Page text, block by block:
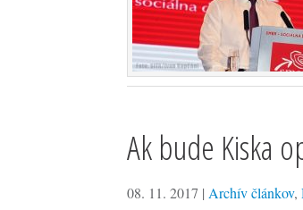
Ak bude Kiska
08. 11. 2017 | Archív článkov,